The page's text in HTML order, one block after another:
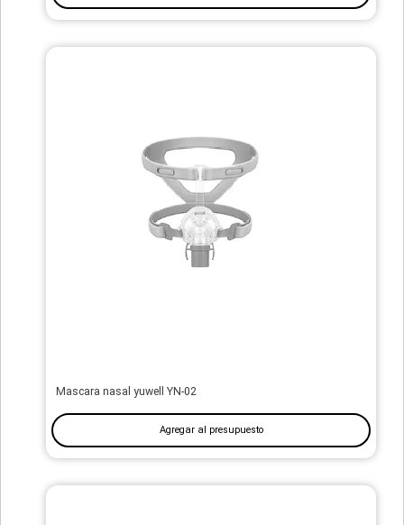
Mascara nasal yuwell YN-02
Agregar al presupuesto